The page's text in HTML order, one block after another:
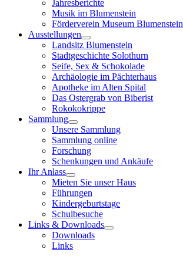
Jahresberichte
Musik im Blumenstein
Förderverein Museum Blumenstein
Ausstellungen
Landsitz Blumenstein
Stadtgeschichte Solothurn
Seife, Sex & Schokolade
Archäologie im Pächterhaus
Apotheke im Alten Spital
Das Ostergrab von Biberist
Rokokokrippe
Sammlung
Unsere Sammlung
Sammlung online
Forschung
Schenkungen und Ankäufe
Ihr Anlass
Mieten Sie unser Haus
Führungen
Kindergeburtstage
Schulbesuche
Links & Downloads
Downloads
Links